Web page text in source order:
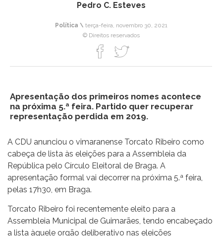
Pedro C. Esteves
Política \ terça-feira, novembro 30, 2021
© Direitos reservados
Apresentação dos primeiros nomes acontece
na próxima 5.ª feira. Partido quer recuperar
representação perdida em 2019.
A CDU anunciou o vimaranense Torcato Ribeiro como
cabeça de lista às eleições para a Assembleia da
República pelo Círculo Eleitoral de Braga. A
apresentação formal vai decorrer na próxima 5.ª feira,
pelas 17h30, em Braga.
Torcato Ribeiro foi recentemente eleito para a
Assembleia Municipal de Guimarães, tendo encabeçado
a lista àquele orgão deliberativo nas eleições